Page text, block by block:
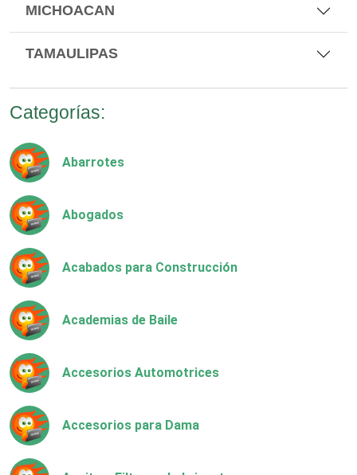
MICHOACAN
TAMAULIPAS
Categorías:
Abarrotes
Abogados
Acabados para Construcción
Academias de Baile
Accesorios Automotrices
Accesorios para Dama